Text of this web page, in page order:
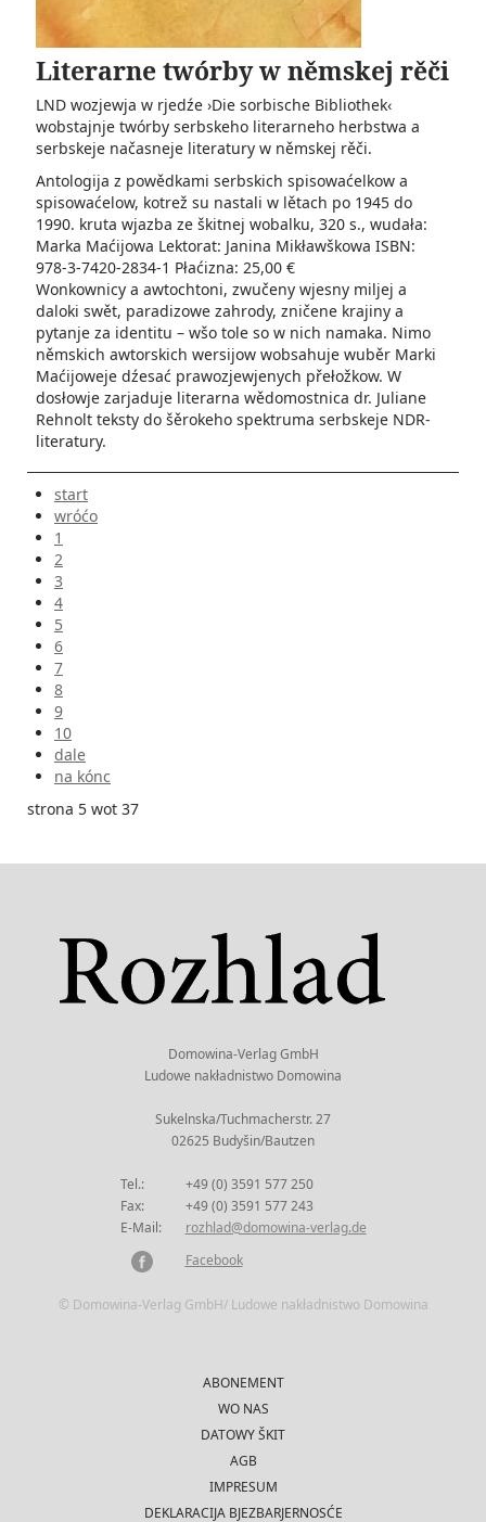
Literarne twórby w němskej rěči
LND wozjewja w rjedźe ›Die sorbische Bibliothek‹
wobstajnje twórby serbskeho literarneho herbstwa a
serbskeje načasneje literatury w němskej rěči.
Antologija z powědkami serbskich spisowaćelkow a
spisowaćelow, kotrež su nastali w lětach po 1945 do
1990. kruta wjazba ze škitnej wobalku, 320 s., wudała:
Marka Maćijowa Lektorat: Janina Mikławškowa ISBN:
978-3-7420-2834-1 Płaćizna: 25,00 €
Wonkownicy a awtochtoni, zwučeny wjesny miljej a
daloki swět, paradizowe zahrody, zničene krajiny a
pytanje za identitu – wšo tole so w nich namaka. Nimo
němskich awtorskich wersijow wobsahuje wuběr Marki
Maćijoweje dźesać prawozjewjenych přełožkow. W
dosłowje zarjaduje literarna wědomostnica dr. Juliane
Rehnolt teksty do šěrokeho spektruma serbskeje NDR-
literatury.
start
wróćo
1
2
3
4
5
6
7
8
9
10
dale
na kónc
strona 5 wot 37
Domowina-Verlag GmbH
Ludowe nakładnistwo Domowina
Sukelnska/Tuchmacherstr. 27
02625 Budyšin/Bautzen
Tel.:
+49 (0) 3591 577 250
Fax:
+49 (0) 3591 577 243
E-Mail:
rozhlad@domowina-verlag.de
Facebook
© Domowina-Verlag GmbH/ Ludowe nakładnistwo Domowina
ABONEMENT
WO NAS
DATOWY ŠKIT
AGB
IMPRESUM
DEKLARACIJA BJEZBARJERNOSĆE